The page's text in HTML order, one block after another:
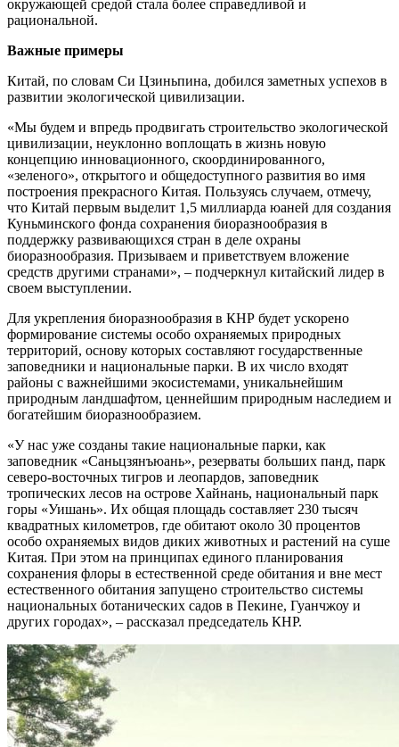
окружающей средой стала более справедливой и
рациональной.
Важные примеры
Китай, по словам Си Цзиньпина, добился заметных успехов в
развитии экологической цивилизации.
«Мы будем и впредь продвигать строительство экологической
цивилизации, неуклонно воплощать в жизнь новую
концепцию инновационного, скоординированного,
«зеленого», открытого и общедоступного развития во имя
построения прекрасного Китая. Пользуясь случаем, отмечу,
что Китай первым выделит 1,5 миллиарда юаней для создания
Куньминского фонда сохранения биоразнообразия в
поддержку развивающихся стран в деле охраны
биоразнообразия. Призываем и приветствуем вложение
средств другими странами», – подчеркнул китайский лидер в
своем выступлении.
Для укрепления биоразнообразия в КНР будет ускорено
формирование системы особо охраняемых природных
территорий, основу которых составляют государственные
заповедники и национальные парки. В их число входят
районы с важнейшими экосистемами, уникальнейшим
природным ландшафтом, ценнейшим природным наследием и
богатейшим биоразнообразием.
«У нас уже созданы такие национальные парки, как
заповедник «Саньцзянъюань», резерваты больших панд, парк
северо-восточных тигров и леопардов, заповедник
тропических лесов на острове Хайнань, национальный парк
горы «Уишань». Их общая площадь составляет 230 тысяч
квадратных километров, где обитают около 30 процентов
особо охраняемых видов диких животных и растений на суше
Китая. При этом на принципах единого планирования
сохранения флоры в естественной среде обитания и вне мест
естественного обитания запущено строительство системы
национальных ботанических садов в Пекине, Гуанчжоу и
других городах», – рассказал председатель КНР.